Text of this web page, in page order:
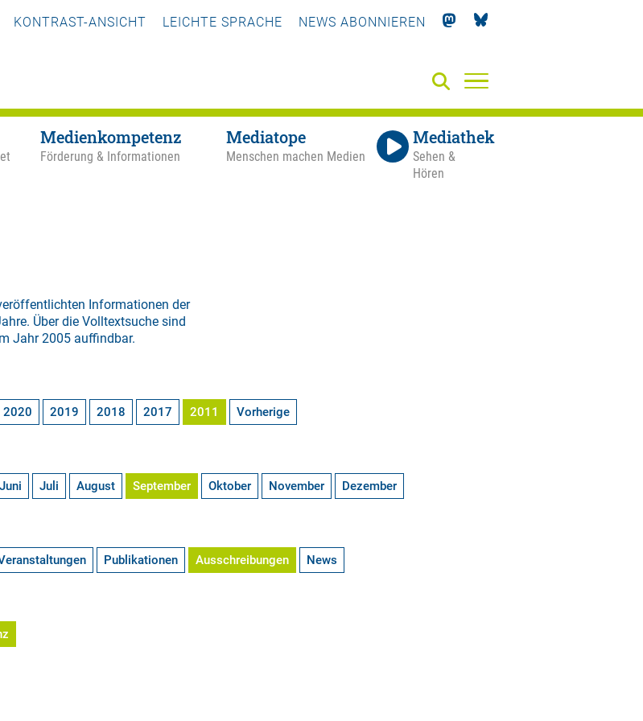
KONTRAST-ANSICHT LEICHTE SPRACHE NEWS ABONNIEREN
Medienkompetenz
Förderung & Informationen
Mediatope
Menschen machen Medien
Mediathek
Sehen &
Hören
Informationen der
Über die Volltextsuche sind
Jahr 2005 auffindbar.
2020 2019 2018 2017 2011 Vorherige
Juni Juli August September Oktober November Dezember
Publikationen Ausschreibungen News